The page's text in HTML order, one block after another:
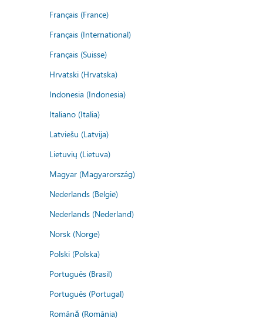
Français (France)
Français (International)
Français (Suisse)
Hrvatski (Hrvatska)
Indonesia (Indonesia)
Italiano (Italia)
Latviešu (Latvija)
Lietuvių (Lietuva)
Magyar (Magyarország)
Nederlands (België)
Nederlands (Nederland)
Norsk (Norge)
Polski (Polska)
Português (Brasil)
Português (Portugal)
Română (România)